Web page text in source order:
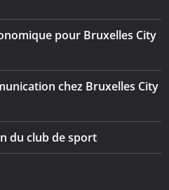
pour Bruxelles City
chez Bruxelles City
du club de sport